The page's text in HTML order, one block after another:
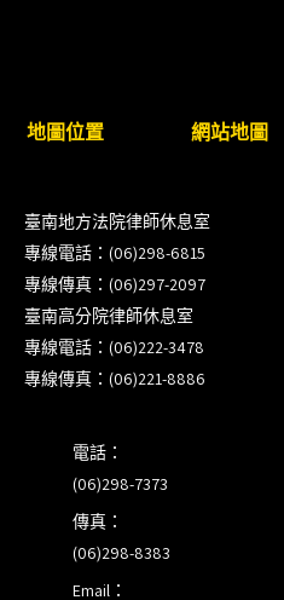
衛」課程(8/12前向本會報名
壇｣
【重要公告】115年職場霸
訓課程（雲嘉南場）錄取通
本會訂於115年8月15日(六)
前報名，實體+線上併行)
地圖位置 網站地圖
臺南地方法院律師休息室
專線電話：(06)298-6815
專線傳真：(06)297-2097
臺南高分院律師休息室
專線電話：(06)222-3478
專線傳真：(06)221-8886
電話：
(06)298-7373
傳真：
(06)298-8383
Email：